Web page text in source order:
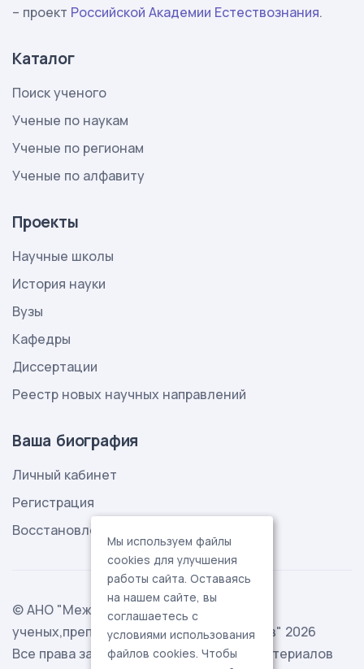
– проект Российской Академии Естествознания.
Каталог
Поиск ученого
Ученые по наукам
Ученые по регионам
Ученые по алфавиту
Проекты
Научные школы
История науки
Вузы
Кафедры
Диссертации
Реестр новых научных направлений
Ваша биография
Личный кабинет
Регистрация
Восстановление пароля
© АНО "Международная ассоциация
ученых,преподавателей и специалистов" 2026
Все права защищены. Использование материалов
Мы используем файлы
cookies для улучшения
работы сайта. Оставаясь
на нашем сайте, вы
соглашаетесь с
условиями использования
файлов cookies. Чтобы